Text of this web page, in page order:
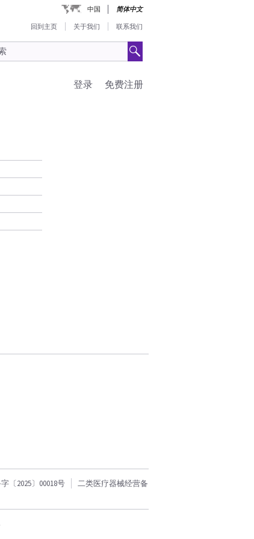
中国 简体中文
回到主页 关于我们 联系我们
免费注册
登录
〔2025〕00018号
二类医疗器械经营备